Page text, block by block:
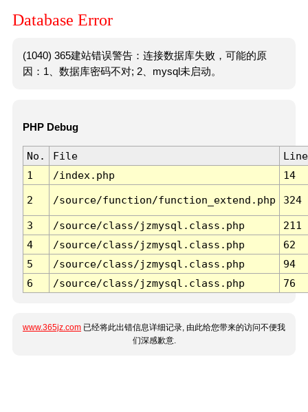
Database Error
(1040) 365建站错误警告：连接数据库失败，可能的原
因：1、数据库密码不对; 2、mysql未启动。
PHP Debug
No. File
Line
1
/index.php 14
2 /source/function/function_extend.php 324
3 /source/class/jzmysql.class.php
211
4
/source/class/jzmysql.class.php
62
5
/source/class/jzmysql.class.php
94
6
/source/class/jzmysql.class.php 76
www.365jz.com 已经将此出错信息详细记录, 由此给您带来的访问不便我
们深感歉意.